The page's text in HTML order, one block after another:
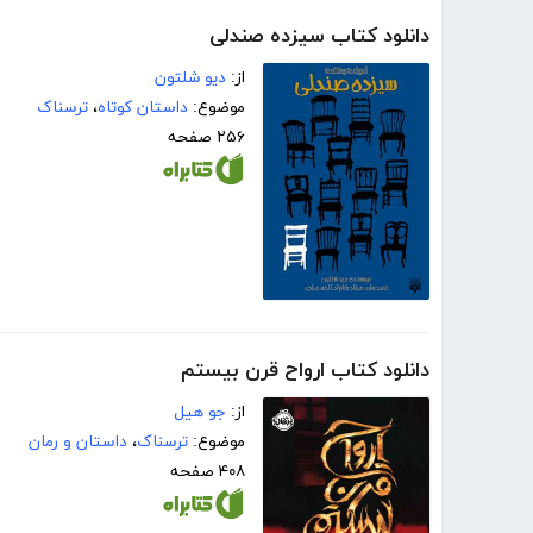
دانلود کتاب سیزده صندلی
از: دیو شلتون
موضوع: داستان کوتاه، ترسناک
۲۵۶ صفحه
دانلود کتاب ارواح قرن بیستم
از: جو ھیل
موضوع: ترسناک، داستان و رمان
۴۰۸ صفحه